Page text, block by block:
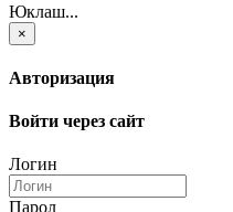
Юклаш...
×
Авторизация
Войти через сайт
Логин
Парол